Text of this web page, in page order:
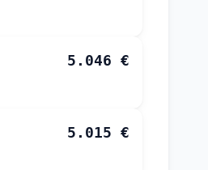
5.046 €
5.015 €